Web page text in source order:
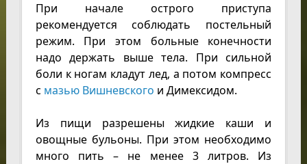
При начале острого приступа
рекомендуется соблюдать постельный
режим. При этом больные конечности
надо держать выше тела. При сильной
боли к ногам кладут лед, а потом компресс
с мазью Вишневского и Димексидом.
Из пищи разрешены жидкие каши и
овощные бульоны. При этом необходимо
много пить – не менее 3 литров. Из